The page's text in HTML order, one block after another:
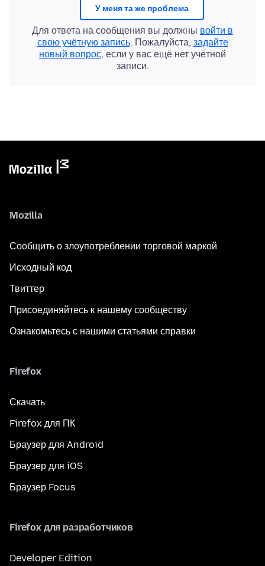
У меня та же проблема
Для ответа на сообщения вы должны войти в
свою учётную запись. Пожалуйста, задайте
новый вопрос, если у вас ещё нет учётной
записи.
Mozilla
Сообщить о злоупотреблении торговой маркой
Исходный код
Твиттер
Присоединяйтесь к нашему сообществу
Ознакомьтесь с нашими статьями справки
Firefox
Скачать
Firefox для ПК
Браузер для Android
Браузер для iOS
Браузер Focus
Firefox для разработчиков
Developer Edition